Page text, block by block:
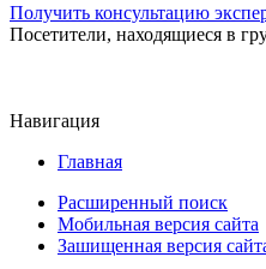
Получить консультацию
Посетители, находящиеся в
Навигация
Главная
Расширенный поиск
Мобильная версия сайта
Зашищенная версия